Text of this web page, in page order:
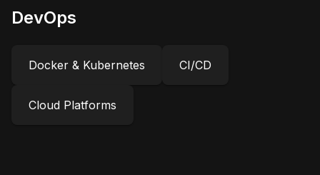
DevOps
Docker & Kubernetes CI/CD
Cloud Platforms